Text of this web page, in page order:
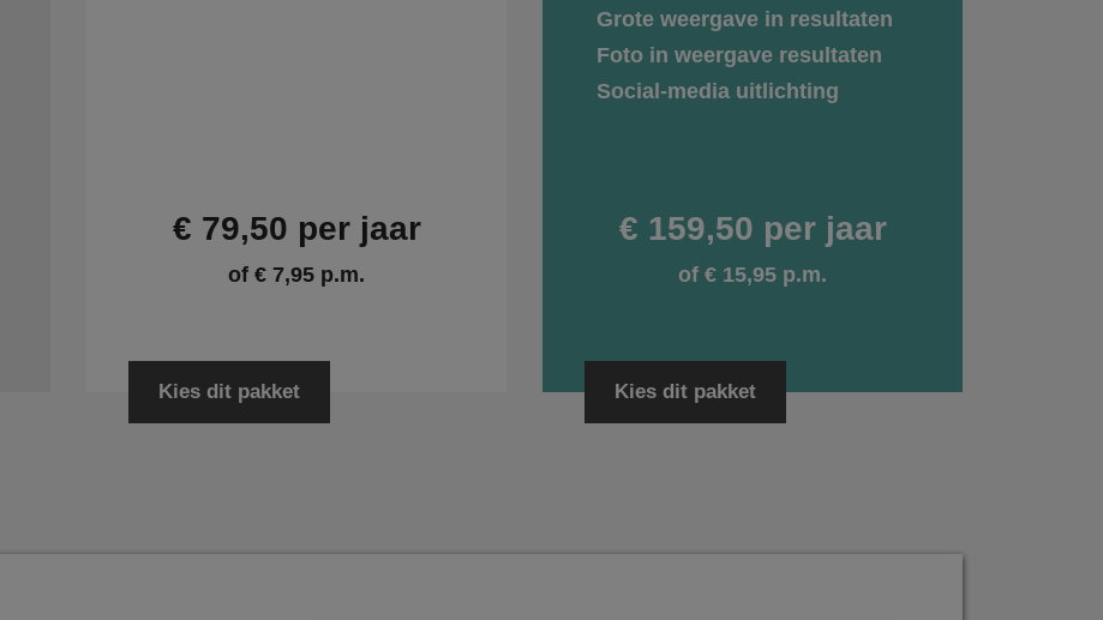
€ 79,50 per jaar
of € 7,95 p.m.
Kies dit pakket
Grote weergave in resultaten
Foto in weergave resultaten
Social-media uitlichting
€ 159,50 per jaar
of € 15,95 p.m.
Kies dit pakket